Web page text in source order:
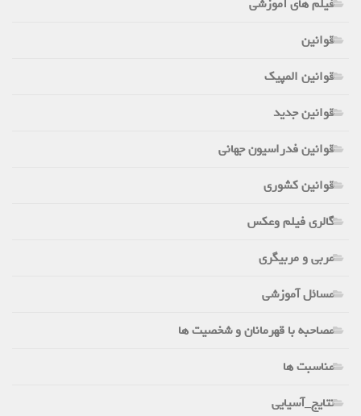
فیلم های آموزشی
قوانین
قوانین المپیک
قوانین جدید
قوانین فدراسیون جهانی
قوانین کشوری
گالری فیلم وعکس
مربی و مربیگری
مسائل آموزشی
مصاحبه با قهرمانان و شخصیت ها
مناسبت ها
نتایج_آسیایی